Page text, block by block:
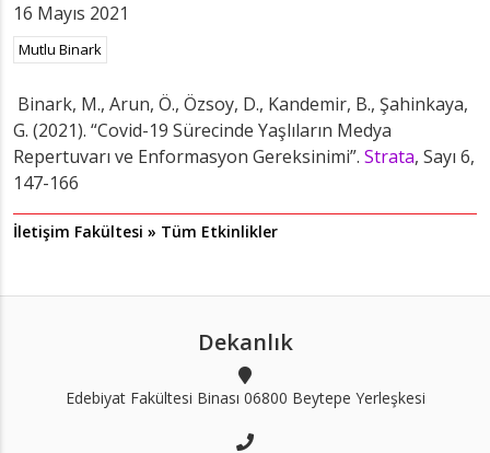
16 Mayıs 2021
Mutlu Binark
Binark, M., Arun, Ö., Özsoy, D., Kandemir, B., Şahinkaya,
G. (2021). “Covid-19 Sürecinde Yaşlıların Medya
Repertuvarı ve Enformasyon Gereksinimi”. Strata, Sayı 6,
147-166
İletişim Fakültesi » Tüm Etkinlikler
Dekanlık
Edebiyat Fakültesi Binası 06800 Beytepe Yerleşkesi